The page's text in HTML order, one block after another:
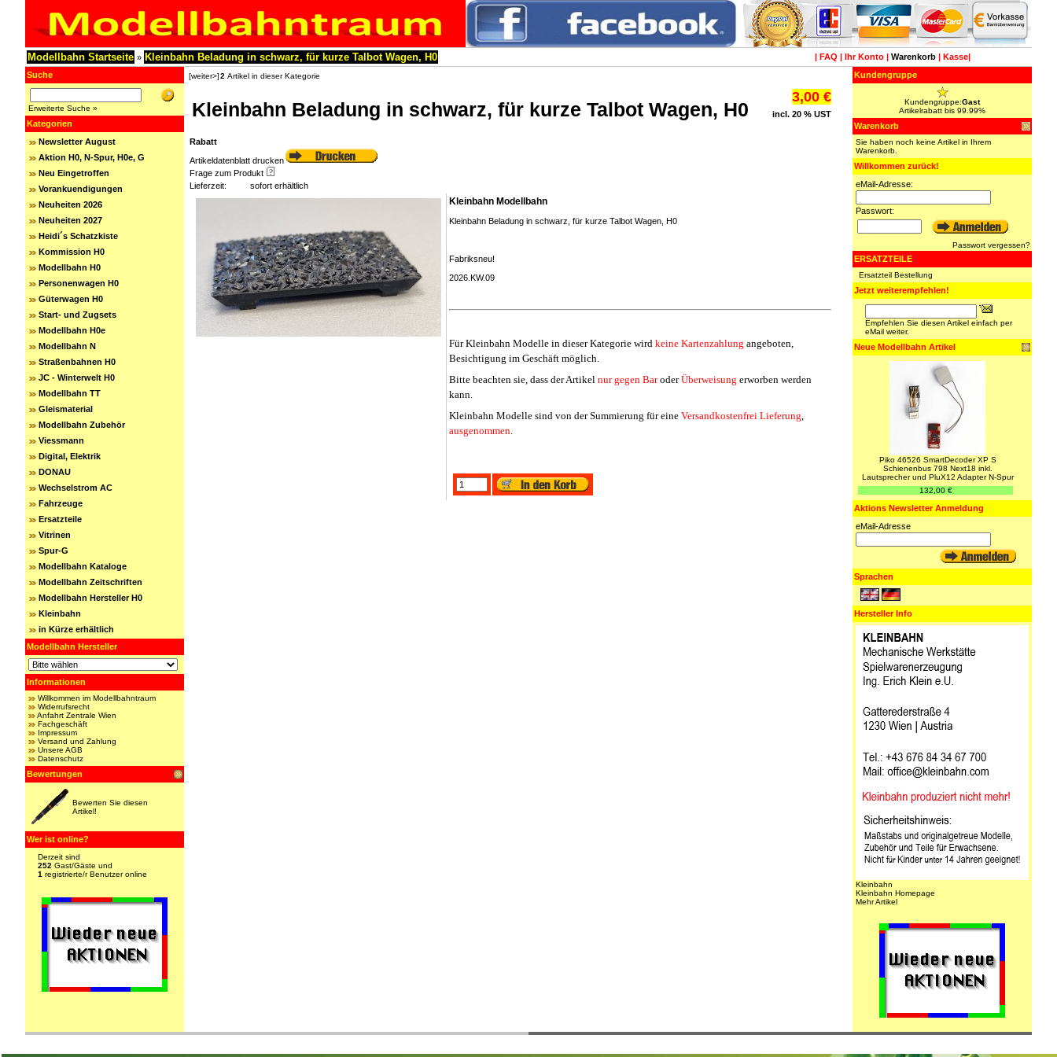
Modellbahn Startseite » Kleinbahn Beladung in schwarz, für kurze Talbot Wagen, H0 | FAQ | Ihr Konto| Warenkorb| Kasse|
Suche
Erweiterte Suche »
Kategorien
Newsletter August
Aktion H0, N-Spur, H0e, G
Neu Eingetroffen
Vorankuendigungen
Neuheiten 2026
Neuheiten 2027
Heidi´s Schatzkiste
Kommission H0
Modellbahn H0
Personenwagen H0
Güterwagen H0
Start- und Zugsets
Modellbahn H0e
Modellbahn N
Straßenbahnen H0
JC - Winterwelt H0
Modellbahn TT
Gleismaterial
Modellbahn Zubehör
Viessmann
Digital, Elektrik
DONAU
Wechselstrom AC
Fahrzeuge
Ersatzteile
Vitrinen
Spur-G
Modellbahn Kataloge
Modellbahn Zeitschriften
Modellbahn Hersteller H0
Kleinbahn
in Kürze erhältlich
Modellbahn Hersteller
Informationen
Willkommen im Modellbahntraum
Widerrufsrecht
Anfahrt Zentrale Wien
Fachgeschäft
Impressum
Versand und Zahlung
Unsere AGB
Datenschutz
Bewertungen
Bewerten Sie diesen
Artikel!
Wer ist online?
Derzeit sind
252 Gast/Gäste und
1 registrierte/r Benutzer online
[weiter>]2 Artikel in dieser Kategorie
Kleinbahn Beladung in schwarz, für kurze Talbot Wagen, H0
3,00 €
incl. 20 % UST
Rabatt
Artikeldatenblatt drucken
Frage zum Produkt
Lieferzeit:
sofort erhältlich
Kleinbahn Modellbahn
Kleinbahn Beladung in schwarz, für kurze Talbot Wagen, H0
Fabriksneu!
2026.KW.09
Für Kleinbahn Modelle in dieser Kategorie wird keine Kartenzahlung angeboten,
Besichtigung im Geschäft möglich.
Bitte beachten sie, dass der Artikel nur gegen BaroderÜberweisung erworben werden
kann.
Kleinbahn Modelle sind von der Summierung für eine Versandkostenfrei Lieferung,
ausgenommen.
Kundengruppe
Kundengruppe:Gast
Artikelrabatt bis 99.99%
Warenkorb
Sie haben noch keine Artikel in Ihrem
Warenkorb.
Willkommen zurück!
eMail-Adresse:
Passwort:
Passwort vergessen?
ERSATZTEILE
Ersatzteil Bestellung
Jetzt weiterempfehlen!
Empfehlen Sie diesen Artikel einfach per
eMail weiter.
Neue Modellbahn Artikel
Piko 46526 SmartDecoder XP S
Schienenbus 798 Next18 inkl.
Lautsprecher und PluX12 Adapter N-Spur
132,00 €
Aktions Newsletter Anmeldung
eMail-Adresse
Sprachen
Hersteller Info
Kleinbahn
Kleinbahn Homepage
Mehr Artikel